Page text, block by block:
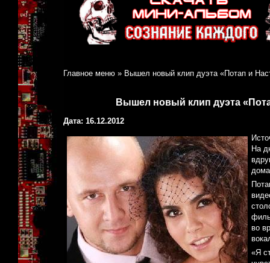
Главное меню » Вышел новый клип дуэта «Потап и
Вышел новый клип дуэта
Дата: 16.12.2012
На
во
«Я